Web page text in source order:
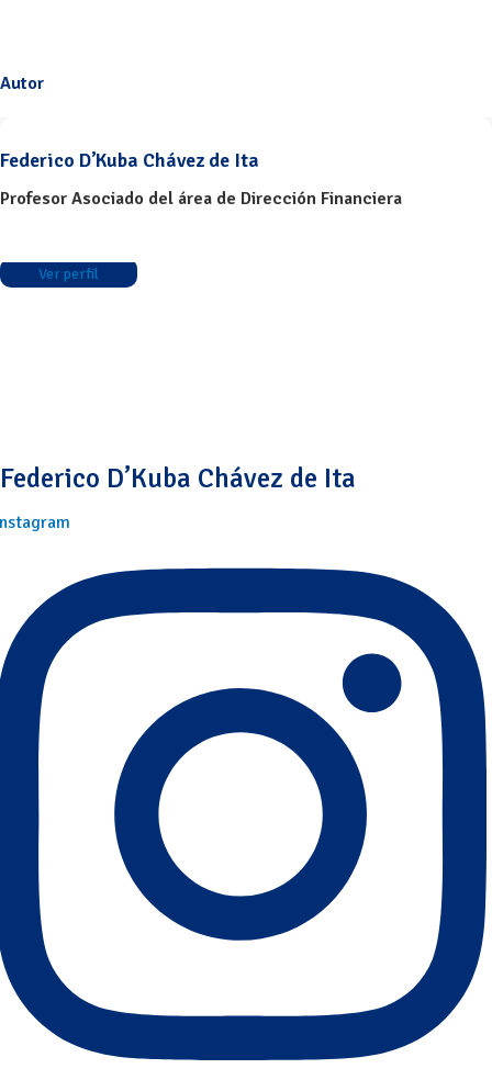
Autor
Federico D’Kuba Chávez de Ita
Profesor Asociado del área de Dirección Financiera
Ver perfil
Federico D’Kuba Chávez de Ita